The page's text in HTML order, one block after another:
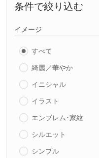
条件で絞り込む
イメージ
すべて
綺麗／華やか
イニシャル
イラスト
エンブレム･家紋
シルエット
シンプル